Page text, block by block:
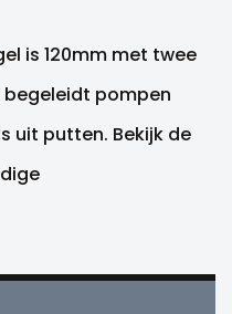
is 120mm met twee
pompen
uit putten. Bekijk de